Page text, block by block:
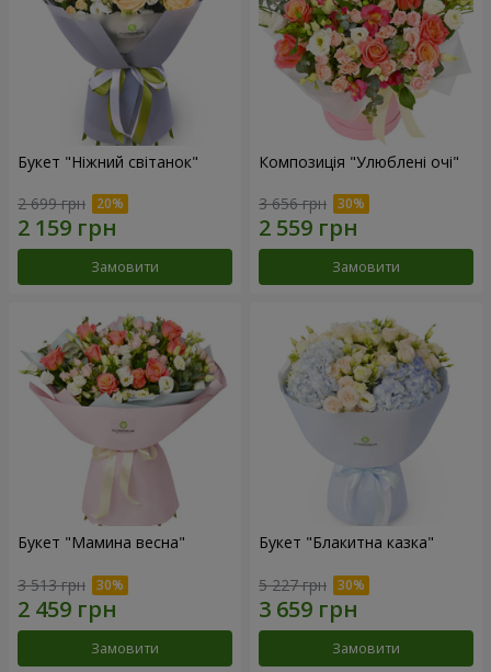
Букет "Ніжний світанок"
2 699 грн
Замовити
Композиція "Улюблені очі"
3 656 грн
Замовити
Букет "Мамина весна"
3 513 грн
Замовити
Букет "Блакитна казка"
5 227 грн
Замовити